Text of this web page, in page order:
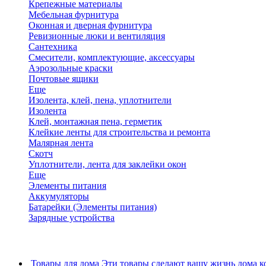
Крепежные материалы
Мебельная фурнитура
Оконная и дверная фурнитура
Ревизионные люки и вентиляция
Сантехника
Смесители, комплектующие, аксессуары
Аэрозольные краски
Почтовые ящики
Еще
Изолента, клей, пена, уплотнители
Изолента
Клей, монтажная пена, герметик
Клейкие ленты для строительства и ремонта
Малярная лента
Скотч
Уплотнители, лента для заклейки окон
Еще
Элементы питания
Аккумуляторы
Батарейки (Элементы питания)
Зарядные устройства
Товары для дома Эти товары сделают вашу жизнь дома